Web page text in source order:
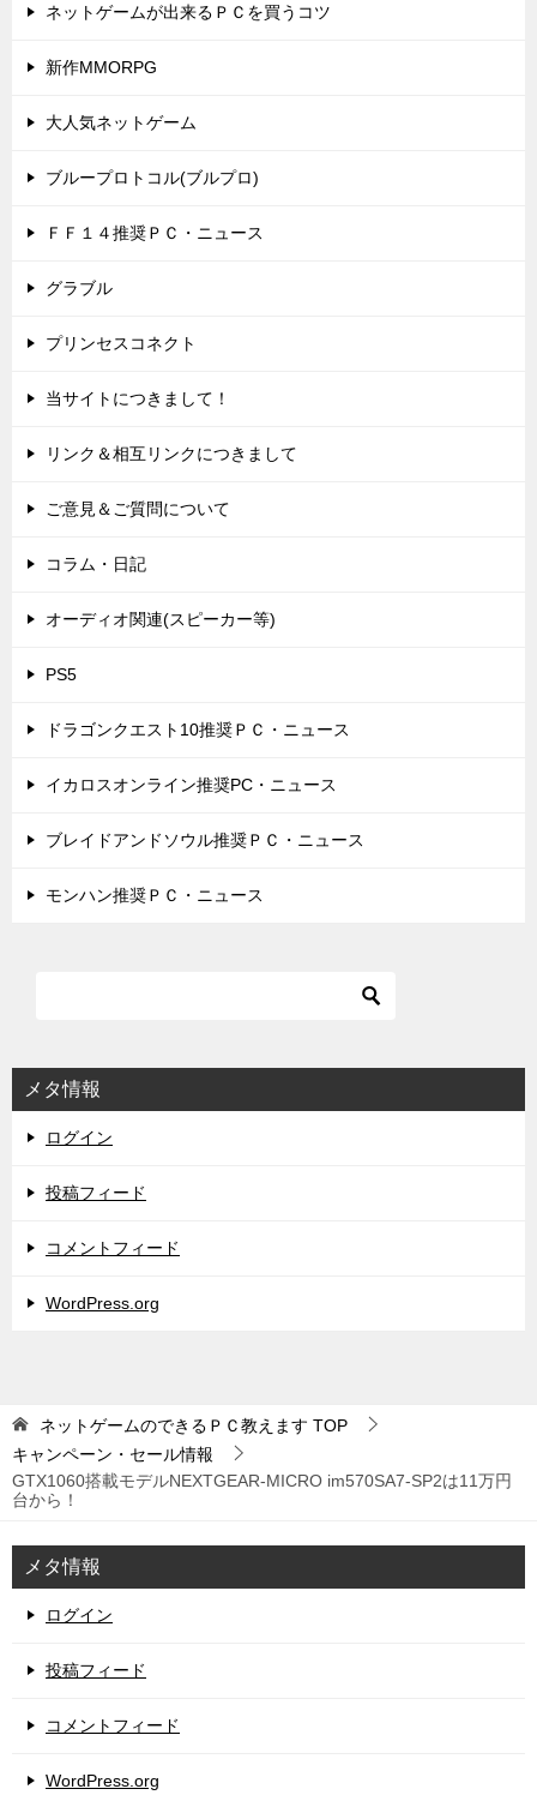
ネットゲームが出来るＰＣを買うコツ
新作MMORPG
大人気ネットゲーム
ブループロトコル(ブルプロ)
ＦＦ１４推奨ＰＣ・ニュース
グラブル
プリンセスコネクト
当サイトにつきまして！
リンク＆相互リンクにつきまして
ご意見＆ご質問について
コラム・日記
オーディオ関連(スピーカー等)
PS5
ドラゴンクエスト10推奨ＰＣ・ニュース
イカロスオンライン推奨PC・ニュース
ブレイドアンドソウル推奨ＰＣ・ニュース
モンハン推奨ＰＣ・ニュース
メタ情報
ログイン
投稿フィード
コメントフィード
WordPress.org
ネットゲームのできるＰＣ教えます TOP
キャンペーン・セール情報
GTX1060搭載モデルNEXTGEAR-MICRO im570SA7-SP2は11万円
台から！
メタ情報
ログイン
投稿フィード
コメントフィード
WordPress.org